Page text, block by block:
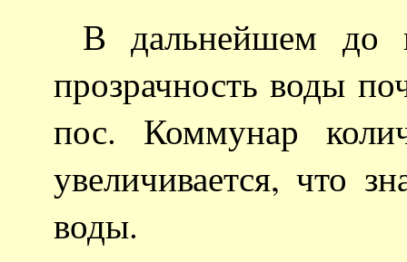
В дальнейшем до
прозрачность воды
пос. Коммунар
увеличивается, что
воды.